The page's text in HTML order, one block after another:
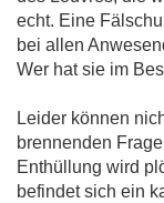
echt. Eine
bei allen
Wer hat sie im
Leider können
brennenden
Enthüllung wird
befindet sich ein